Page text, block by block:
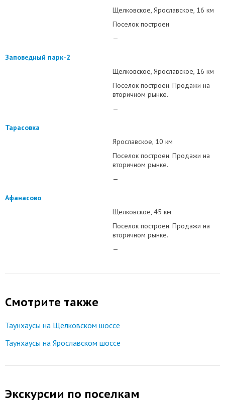
Щелковское Ярославское 16 км
Поселок построен
—
Заповедный парк-2
Щелковское Ярославское 16 км
Поселок построен. Продажи на
вторичном рынке.
—
Тарасовка
Ярославское 10 км
Поселок построен. Продажи на
вторичном рынке.
—
Афанасово
Щелковское 45 км
Поселок построен. Продажи на
вторичном рынке.
—
Смотрите также
Таунхаусы на Щелковском шоссе
Таунхаусы на Ярославском шоссе
Экскурсии по поселкам